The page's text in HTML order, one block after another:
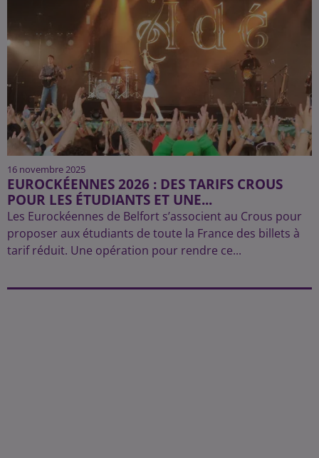
16 novembre 2025
EUROCKÉENNES 2026 : DES TARIFS CROUS
POUR LES ÉTUDIANTS ET UNE...
Les Eurockéennes de Belfort s’associent au Crous pour
proposer aux étudiants de toute la France des billets à
tarif réduit. Une opération pour rendre ce...